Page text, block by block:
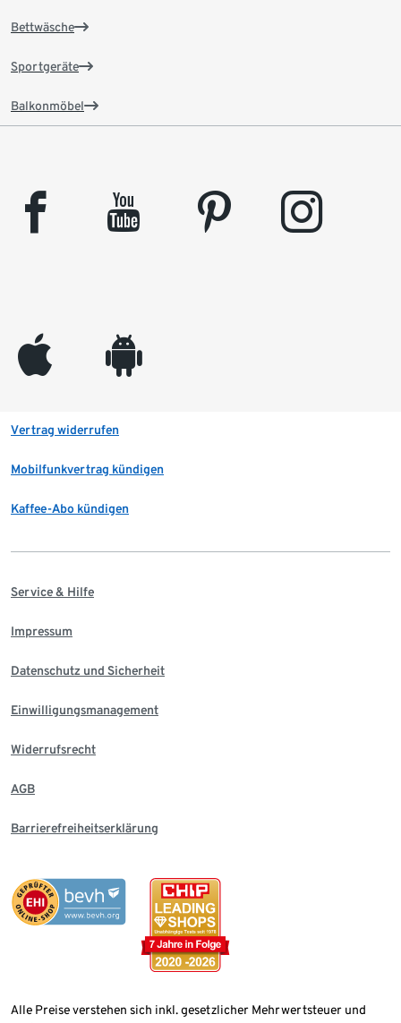
Bettwäsche
Sportgeräte
Balkonmöbel
facebook youtube pinterest instagram
appleinc android
Vertrag widerrufen
Mobilfunkvertrag kündigen
Kaffee-Abo kündigen
Service & Hilfe
Impressum
Datenschutz und Sicherheit
Einwilligungsmanagement
Widerrufsrecht
AGB
Barrierefreiheitserklärung
Alle Preise verstehen sich inkl. gesetzlicher Mehrwertsteuer und